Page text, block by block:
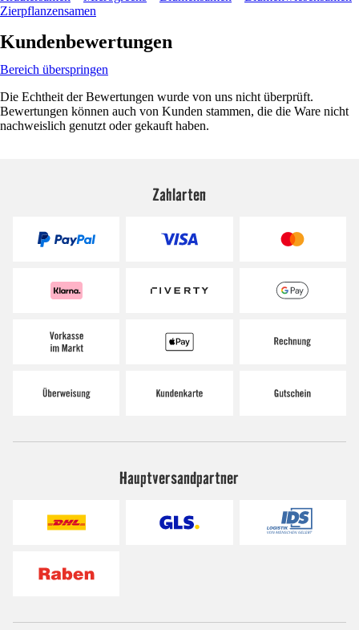
Zierpflanzensamen
Kundenbewertungen
Bereich überspringen
Die Echtheit der Bewertungen wurde von uns nicht überprüft.
Bewertungen können auch von Kunden stammen, die die Ware nicht
nachweislich genutzt oder gekauft haben.
Zahlarten
Hauptversandpartner